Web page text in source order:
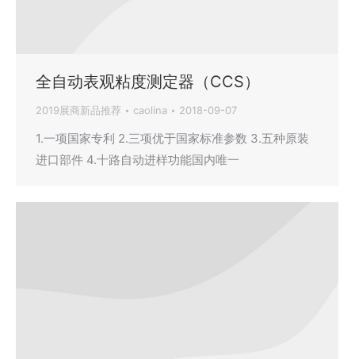
全自动表观粘度测定器（CCS）
2019展商新品推荐 caolina 2018-09-07
1.一项国家专利 2.三项优于国家标准参数 3.五种原装
进口部件 4.十路自动进样功能国内唯一